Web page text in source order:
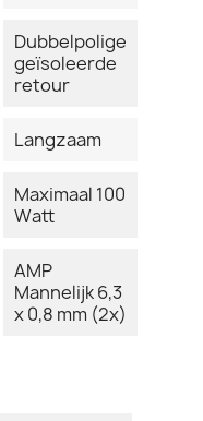
Dubbelpolige
geïsoleerde
retour
Langzaam
Maximaal 100
Watt
AMP
Mannelijk 6,3
x 0,8 mm (2x)